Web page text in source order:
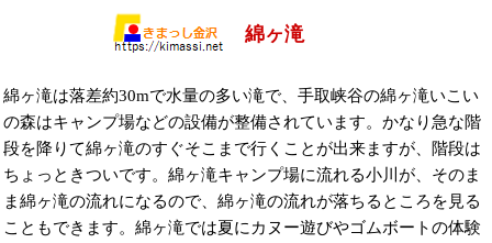
綿ヶ滝
綿ヶ滝は落差約30mで水量の多い滝で、手取峡谷の綿ヶ滝いこい
の森はキャンプ場などの設備が整備されています。かなり急な階
段を降りて綿ヶ滝のすぐそこまで行くことが出来ますが、階段は
ちょっときついです。綿ヶ滝キャンプ場に流れる小川が、そのま
ま綿ヶ滝の流れになるので、綿ヶ滝の流れが落ちるところを見る
こともできます。綿ヶ滝では夏にカヌー遊びやゴムボートの体験